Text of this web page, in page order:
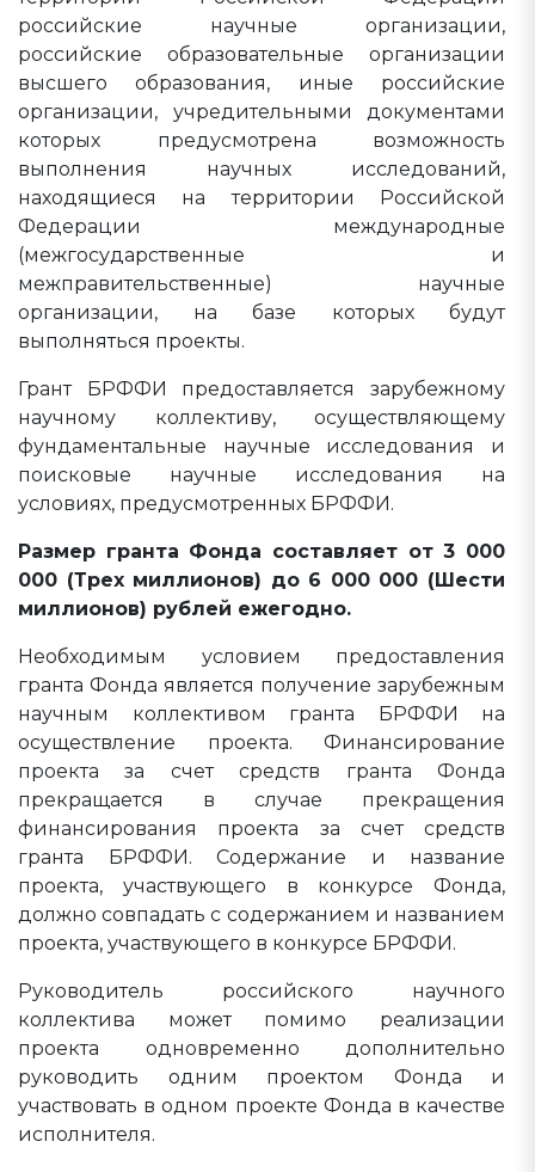
российские научные организации,
российские образовательные организации
высшего образования, иные российские
организации, учредительными документами
которых предусмотрена возможность
выполнения научных исследований,
находящиеся на территории Российской
Федерации международные
(межгосударственные и
межправительственные) научные
организации, на базе которых будут
выполняться проекты.
Грант БРФФИ предоставляется зарубежному
научному коллективу, осуществляющему
фундаментальные научные исследования и
поисковые научные исследования на
условиях, предусмотренных БРФФИ.
Размер гранта Фонда составляет от 3 000
000 (Трех миллионов) до 6 000 000 (Шести
миллионов) рублей ежегодно.
Необходимым условием предоставления
гранта Фонда является получение зарубежным
научным коллективом гранта БРФФИ на
осуществление проекта. Финансирование
проекта за счет средств гранта Фонда
прекращается в случае прекращения
финансирования проекта за счет средств
гранта БРФФИ. Содержание и название
проекта, участвующего в конкурсе Фонда,
должно совпадать с содержанием и названием
проекта, участвующего в конкурсе БРФФИ.
Руководитель российского научного
коллектива может помимо реализации
проекта одновременно дополнительно
руководить одним проектом Фонда и
участвовать в одном проекте Фонда в качестве
исполнителя.